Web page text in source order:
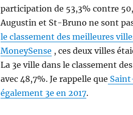
participation de 53,3% contre
Augustin et St-Bruno ne sont
le classement des meilleures
MoneySense , ces deux villes
La 3e ville dans le classement
avec 48,7%. Je rappelle que
également 3e en 2017.